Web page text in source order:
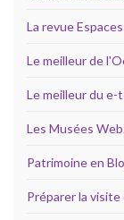
La revue Espaces
Le meilleur de
Le meilleur du e-
Les Musées
Patrimoine en
Préparer la